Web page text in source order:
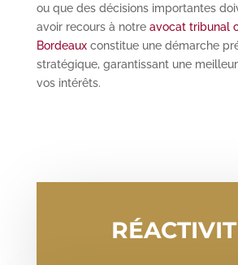
ou que des décisions importantes
avoir recours à notre avocat tribunal
Bordeauxconstitue une démarche
stratégique, garantissant une
vos intérêts.